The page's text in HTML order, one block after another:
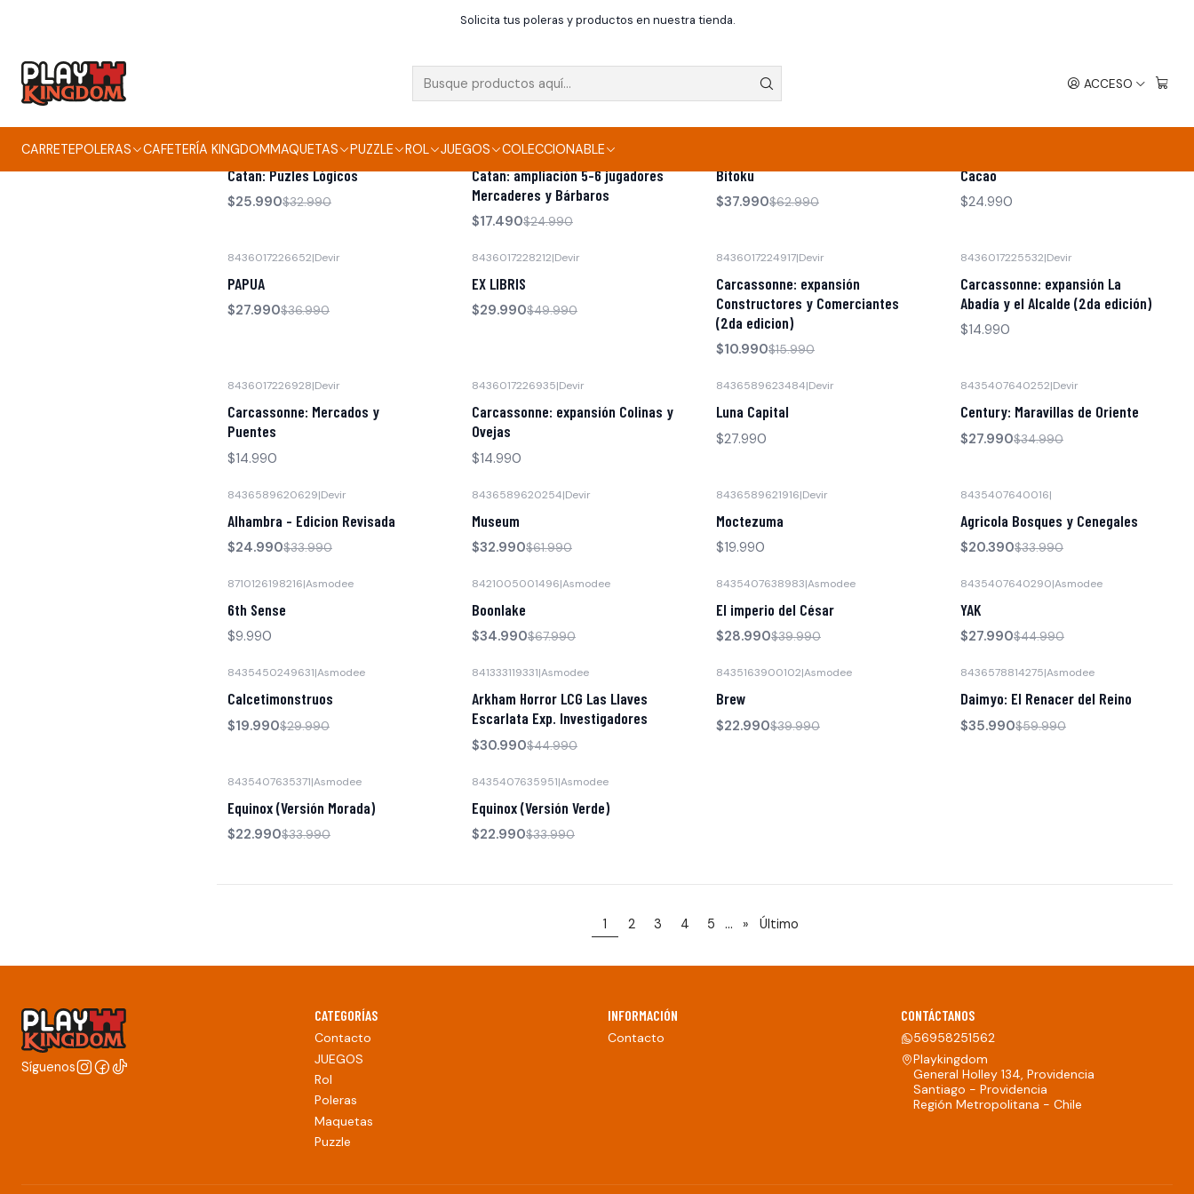
ACCESO
CARRETEPOLERAS CAFETERÍA KINGDOMMAQUETAS PUZZLE ROL JUEGOS COLECCIONABLE
Solicita tus poleras y productos en nuestra tienda.
Inicio Juegos de mesa
Dixit Memories Dixit Quest
3558380088950|Devir
Catan: Puzles Lógicos
$25.990$32.990
8436017227062|Devir
Catan: ampliación 5-6 jugadores
Mercaderes y Bárbaros
$17.490$24.990
Bitoku
$37.990$62.990
Cacao
$24.990
8436017226652|Devir
PAPUA
$27.990$36.990
8436017228212|Devir
EX LIBRIS
$29.990$49.990
No disponible
8436017224917|Devir
Carcassonne: expansión
Constructores y Comerciantes
(2da edicion)
$10.990$15.990
8436017225532|Devir
Carcassonne: expansión La
Abadía y el Alcalde (2da edición)
$14.990
8436017226928|Devir
Carcassonne: Mercados y
Puentes
$14.990
8436017226935|Devir
Carcassonne: expansión Colinas y
Ovejas
$14.990
8436589623484|Devir
Luna Capital
$27.990
No disponible
8435407640252|Devir
Century: Maravillas de Oriente
$27.990$34.990
8436589620629|Devir
Alhambra - Edicion Revisada
$24.990$33.990
8436589620254|Devir
Museum
$32.990$61.990
8436589621916|Devir
Moctezuma
$19.990
Agotado
8435407640016|
Agricola Bosques y Cenegales
$20.390$33.990
8710126198216|Asmodee
6th Sense
$9.990
8421005001496|Asmodee
Boonlake
$34.990$67.990
8435407638983|Asmodee
El imperio del César
$28.990$39.990
8435407640290|Asmodee
YAK
$27.990$44.990
8435450249631|Asmodee
Calcetimonstruos
$19.990$29.990
841333119331|Asmodee
Arkham Horror LCG Las Llaves
Escarlata Exp. Investigadores
$30.990$44.990
8435163900102|Asmodee
Brew
$22.990$39.990
8436578814275|Asmodee
Daimyo: El Renacer del Reino
$35.990$59.990
8435407635371|Asmodee
Equinox (Versión Morada)
$22.990$33.990
8435407635951|Asmodee
Equinox (Versión Verde)
$22.990$33.990
1 2 3 4 5 ... » Último
Síguenos
CATEGORÍAS
Contacto
JUEGOS
Rol
Poleras
Maquetas
Puzzle
INFORMACIÓN
Contacto
CONTÁCTANOS
56958251562
Playkingdom
General Holley 134, Providencia
Santiago - Providencia
Región Metropolitana - Chile